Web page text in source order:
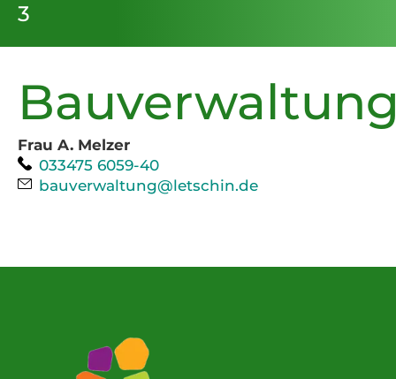
3
Frau A. Melzer
Telefon:
033475 6059-40
E-Mail:
bauverwaltung@letschin.de